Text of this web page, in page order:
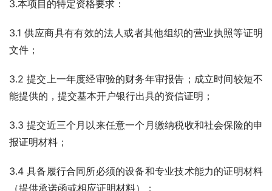
3.本项目的特定资格要求：
3.1 供应商具有有效的法人或者其他组织的营业执照等证明
文件；
3.2 提交上一年度经审验的财务年审报告；成立时间较短不
能提供的，提交基本开户银行出具的资信证明；
3.3 提交近三个月以来任意一个月缴纳税收和社会保险的申
报证明材料；
3.4 具备履行合同所必须的设备和专业技术能力的证明材料
（提供承诺函或相应证明材料）；